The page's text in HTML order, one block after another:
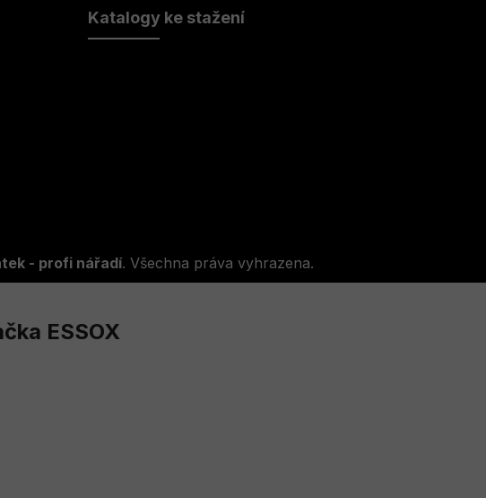
Katalogy ke stažení
- profi nářadí. Všechna práva vyhrazena.
ESSOX